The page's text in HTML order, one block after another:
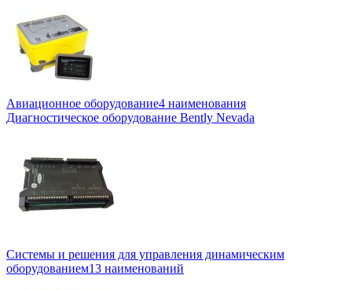
Авиационное оборудование4 наименования
Диагностическое оборудование Bently Nevada
Системы и решения для управления динамическим
оборудованием13 наименований